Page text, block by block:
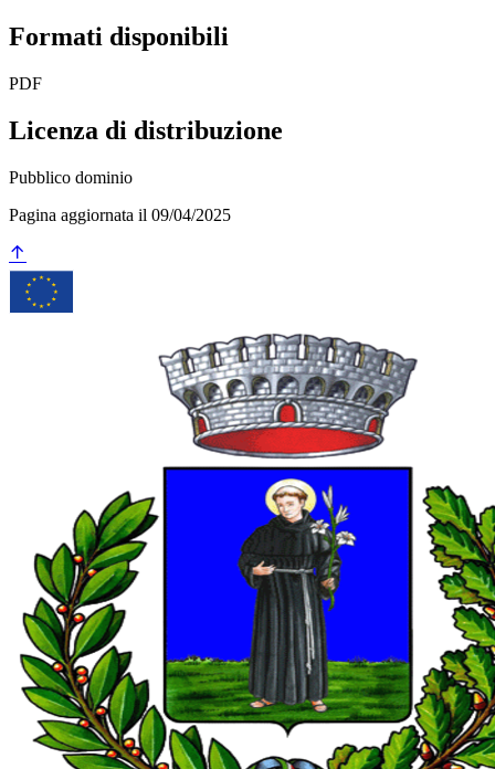
Formati disponibili
PDF
Licenza di distribuzione
Pubblico dominio
Pagina aggiornata il 09/04/2025